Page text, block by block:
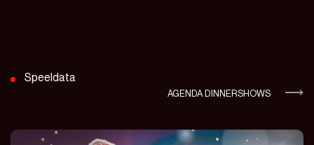
Speeldata
AGENDA DINNERSHOWS